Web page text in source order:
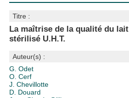
Titre :
La maîtrise de la qualité du lait
stérilisé U.H.T.
Auteur(s) :
G. Odet
O. Cerf
J. Chevillotte
D. Douard